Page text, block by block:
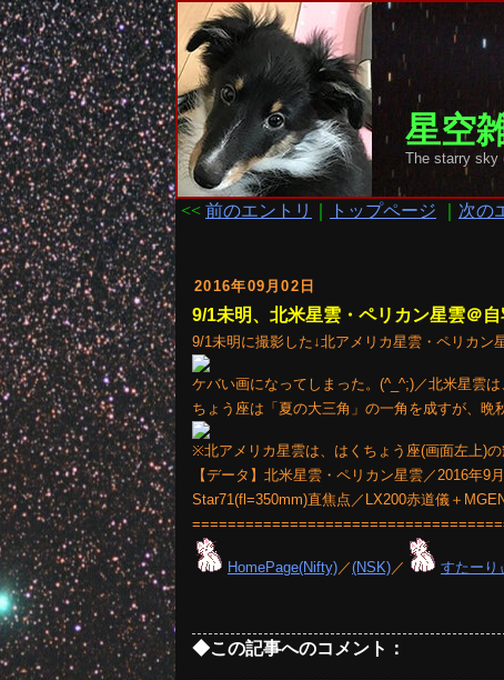
星空
The starry sky
<< 前のエントリ トップページ 次の
2016年09月02日
9/1未明、北米星雲・ペリカン星雲＠自
9/1未明に撮影した↓北アメリカ星雲・ペリカン
ケバい画になってしまった。(^_^;)／北米星雲
ちょう座は「夏の大三角」の一角を成すが、
※北アメリカ星雲は、はくちょう座(画面左上)
【データ】北米星雲・ペリカン星雲／2016年
Star71(fl=350mm)直焦点／LX200赤道儀＋
HomePage(Nifty)／(NSK)／ すたーり
◆この記事へのコメント：